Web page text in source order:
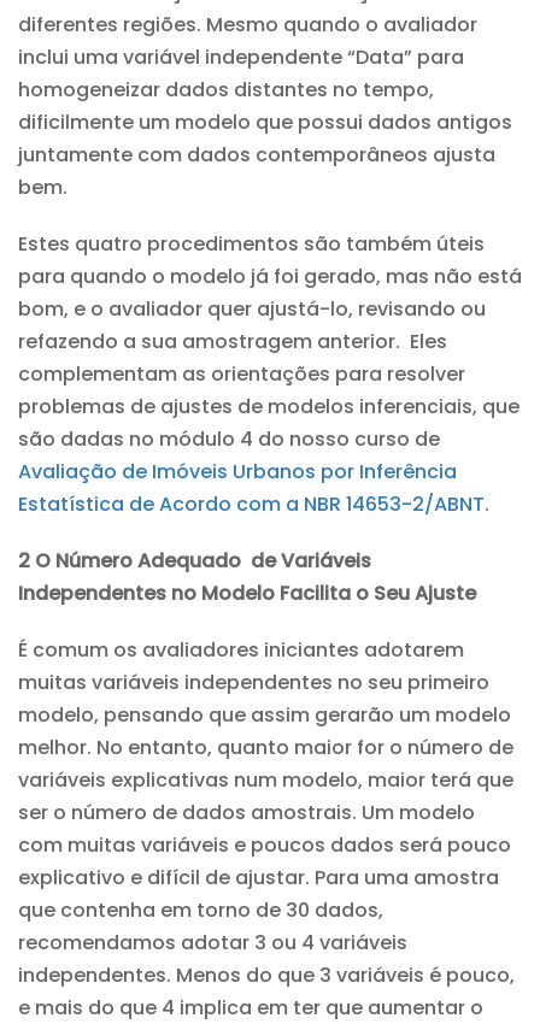
diferentes regiões. Mesmo quando o avaliador
inclui uma variável independente “Data” para
homogeneizar dados distantes no tempo,
dificilmente um modelo que possui dados antigos
juntamente com dados contemporâneos ajusta
bem.
Estes quatro procedimentos são também úteis
para quando o modelo já foi gerado, mas não está
bom, e o avaliador quer ajustá-lo, revisando ou
refazendo a sua amostragem anterior. Eles
complementam as orientações para resolver
problemas de ajustes de modelos inferenciais, que
são dadas no módulo 4 do nosso curso de
Avaliação de Imóveis Urbanos por Inferência
Estatística de Acordo com a NBR 14653-2/ABNT.
2 O Número Adequado de Variáveis
Independentes no Modelo Facilita o Seu Ajuste
É comum os avaliadores iniciantes adotarem
muitas variáveis independentes no seu primeiro
modelo, pensando que assim gerarão um modelo
melhor. No entanto, quanto maior for o número de
variáveis explicativas num modelo, maior terá que
ser o número de dados amostrais. Um modelo
com muitas variáveis e poucos dados será pouco
explicativo e difícil de ajustar. Para uma amostra
que contenha em torno de 30 dados,
recomendamos adotar 3 ou 4 variáveis
independentes. Menos do que 3 variáveis é pouco,
e mais do que 4 implica em ter que aumentar o